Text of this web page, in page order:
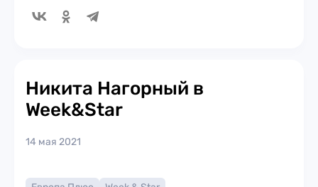
Никита Нагорный в
Week&Star
14 мая 2021